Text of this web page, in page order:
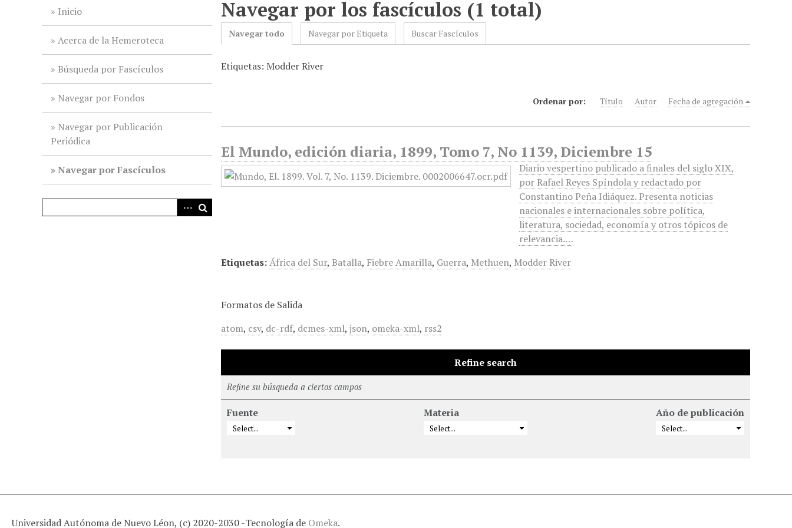
Inicio
Acerca de la Hemeroteca
Búsqueda por Fascículos
Navegar por Fondos
Navegar por Publicación
Periódica
Navegar por Fascículos
Navegar por los fascículos (1 total)
Navegar todo Navegar por Etiqueta Buscar Fascículos
Etiquetas: Modder River
Ordenar por: Título Autor Fecha de agregación
El Mundo, edición diaria, 1899, Tomo 7, No 1139, Diciembre 15
Diario vespertino publicado a finales del siglo XIX,
por Rafael Reyes Spíndola y redactado por
Constantino Peña Idiáquez. Presenta noticias
nacionales e internacionales sobre política,
literatura, sociedad, economía y otros tópicos de
relevancia.…
Etiquetas:África del Sur, Batalla, Fiebre Amarilla, Guerra, Methuen, Modder River
Formatos de Salida
atom, csv, dc-rdf, dcmes-xml,json, omeka-xml, rss2
Refine search
Refine su búsqueda a ciertos campos
Fuente Materia Año de publicación
Universidad Autónoma de Nuevo Léon, (c) 2020-2030 -Tecnología de Omeka.